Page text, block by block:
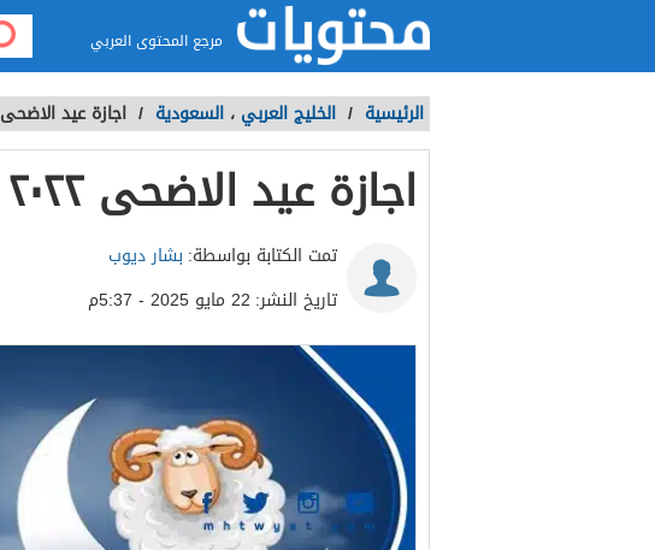
مرجع المحتوى العربي
الرئيسية / الخليج العربي ، السعودية / اجازة عيد الاضحى ٢٠٢٢ السعودية
اجازة عيد الاضحى ٢٠٢٢ السعودية
تمت الكتابة بواسطة: بشار ديوب
تاريخ النشر: 22 مايو 2025 - 5:37م